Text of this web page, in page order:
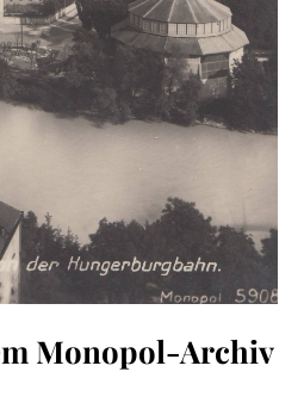
Monopol-Archiv